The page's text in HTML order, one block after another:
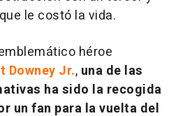
le costó la vida.
héroe
Downey Jr., una de las
ha sido la recogida
un fan para la vuelta del